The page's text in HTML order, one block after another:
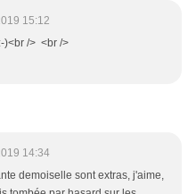
15:12
)<br /> <br />
14:34
demoiselle sont extras, j'aime,